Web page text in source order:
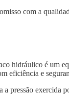
com a
hidráulico é um
eficiência e
pressão exercida